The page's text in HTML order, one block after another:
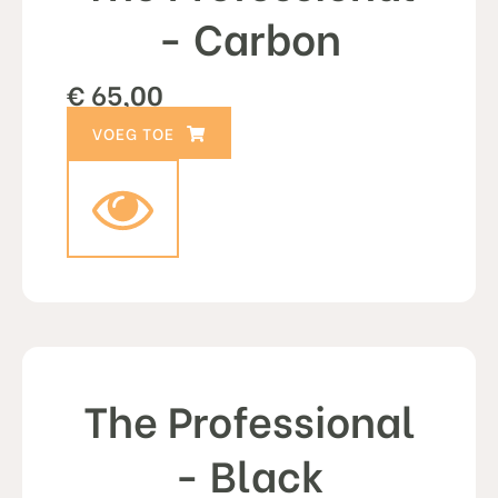
- Carbon
€ 65,00
The Professional
- Black